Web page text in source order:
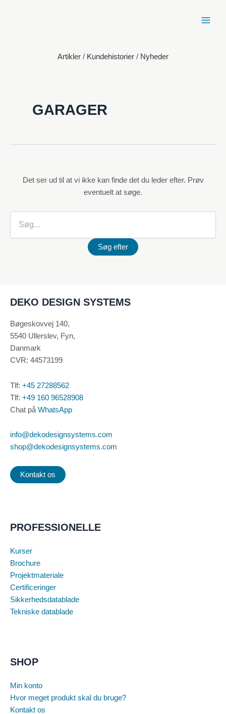
Artikler / Kundehistorier / Nyheder
GARAGER
Det ser ud til at vi ikke kan finde det du leder efter. Prøv
eventuelt at søge.
Søg
efter:
DEKO DESIGN SYSTEMS
Bøgeskovvej 140,
5540 Ullerslev, Fyn,
Danmark
CVR: 44573199
Tlf: +45 27288562
Tlf: +49 160 96528908
Chat på WhatsApp
info@dekodesignsystems.com
shop@dekodesignsystems.com
Kontakt os
PROFESSIONELLE
Kurser
Brochure
Projektmateriale
Certificeringer
Sikkerhedsdatablade
Tekniske datablade
SHOP
Min konto
Hvor meget produkt skal du bruge?
Kontakt os